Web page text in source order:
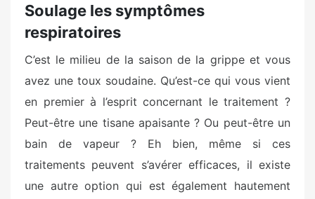
Soulage les symptômes
respiratoires
C’est le milieu de la saison de la grippe et vous
avez une toux soudaine. Qu’est-ce qui vous vient
en premier à l’esprit concernant le traitement ?
Peut-être une tisane apaisante ? Ou peut-être un
bain de vapeur ? Eh bien, même si ces
traitements peuvent s’avérer efficaces, il existe
une autre option qui est également hautement